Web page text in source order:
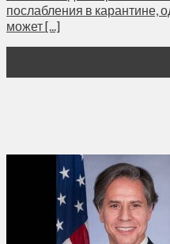
послабления в карантине,
может [...]